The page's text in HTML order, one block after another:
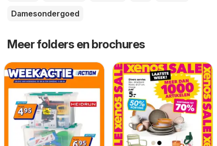
Damesondergoed
Meer folders en brochures